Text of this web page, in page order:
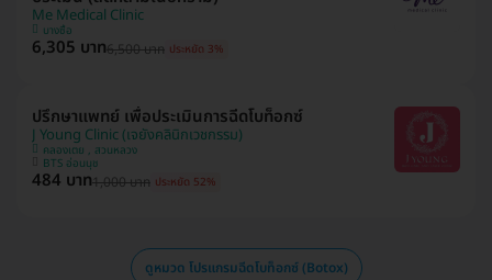
Me Medical Clinic
บางซื่อ
6,305 บาท6,500 บาท ประหยัด 3%
ปรึกษาแพทย์ เพื่อประเมินการฉีดโบท็อกซ์
J Young Clinic (เจยังคลินิกเวชกรรม)
คลองเตย , สวนหลวง
BTS อ่อนนุช
484 บาท1,000 บาท ประหยัด 52%
ดูหมวด โปรแกรมฉีดโบท็อกซ์ (Botox)